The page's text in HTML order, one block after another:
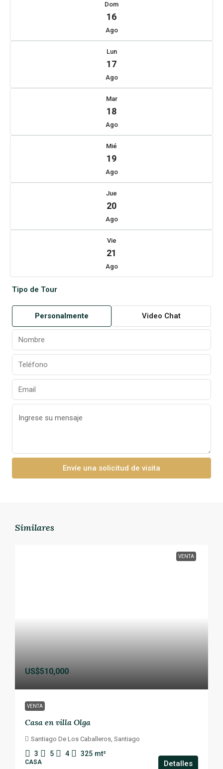
Dom
16
Ago
Lun
17
Ago
Mar
18
Ago
Mié
19
Ago
Jue
20
Ago
Vie
21
Ago
Tipo de Tour
Personalmente Video Chat
Envíe una solicitud de visita
Similares
VENTA
US$510,000
VENTA
Casa en villa Olga
Santiago De Los Caballeros, Santiago
3 5 4 325 mt²
CASA Detalles